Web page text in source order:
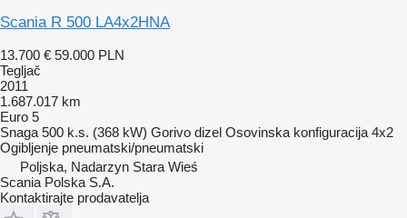
Scania R 500 LA4x2HNA
13.700 € 59.000 PLN
Tegljač
2011
1.687.017 km
Euro 5
Snaga 500 k.s. (368 kW) Gorivo dizel Osovinska konfiguracija 4x2
Ogibljenje pneumatski/pneumatski
Poljska, Nadarzyn Stara Wieś
Scania Polska S.A.
Kontaktirajte prodavatelja